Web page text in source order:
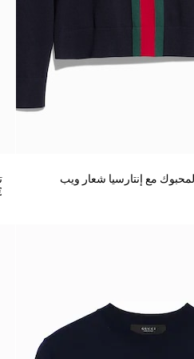
مع إنتارسيا شعار ويب